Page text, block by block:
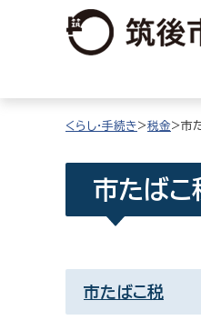
くらし・手続き>税金>市
市たばこ
市たばこ税